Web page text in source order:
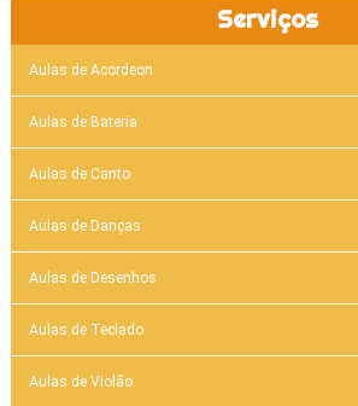
Serviços
Aulas de Acordeon
Aulas de Bateria
Aulas de Canto
Aulas de Danças
Aulas de Desenhos
Aulas de Teclado
Aulas de Violão